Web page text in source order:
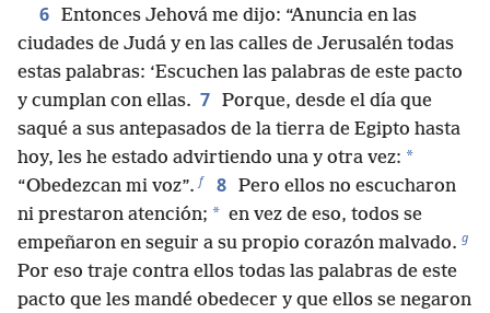
6 Entonces Jehová me dijo: “Anuncia en las
ciudades de Judá y en las calles de Jerusalén todas
estas palabras: ‘Escuchen las palabras de este pacto
y cumplan con ellas. 7 Porque, desde el día que
saqué a sus antepasados de la tierra de Egipto hasta
hoy, les he estado advirtiendo una y otra vez: *
“Obedezcan mi voz”. f 8 Pero ellos no escucharon
ni prestaron atención; * en vez de eso, todos se
empeñaron en seguir a su propio corazón malvado. g
Por eso traje contra ellos todas las palabras de este
pacto que les mandé obedecer y que ellos se negaron